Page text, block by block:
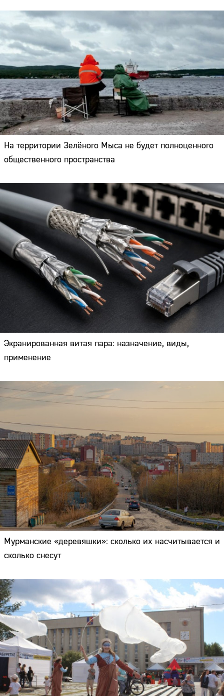
На территории Зелёного Мыса не будет полноценного
общественного пространства
Экранированная витая пара: назначение, виды,
применение
Мурманские «деревяшки»: сколько их насчитывается и
сколько снесут